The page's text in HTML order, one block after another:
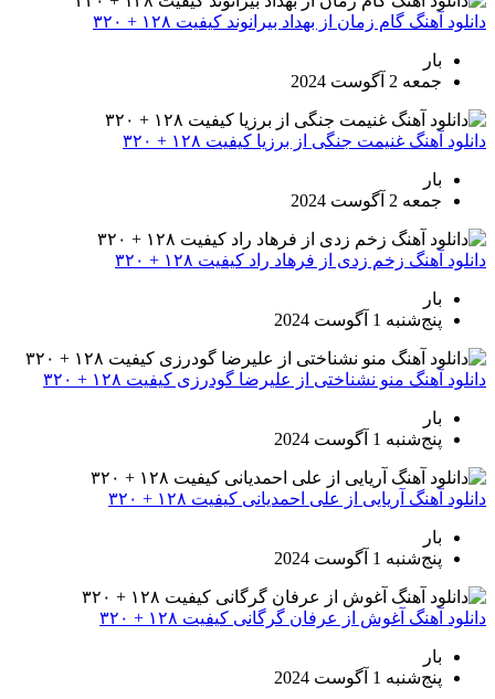
دانلود آهنگ گام زمان از بهداد بیرانوند کیفیت ۱۲۸ + ۳۲۰
بار
جمعه 2 آگوست 2024
دانلود آهنگ غنیمت جنگی از برزیا کیفیت ۱۲۸ + ۳۲۰
بار
جمعه 2 آگوست 2024
دانلود آهنگ زخم زدی از فرهاد راد کیفیت ۱۲۸ + ۳۲۰
بار
پنج‌شنبه 1 آگوست 2024
دانلود آهنگ منو نشناختی از علیرضا گودرزی کیفیت ۱۲۸ + ۳۲۰
بار
پنج‌شنبه 1 آگوست 2024
دانلود آهنگ آریایی از علی احمدیانی کیفیت ۱۲۸ + ۳۲۰
بار
پنج‌شنبه 1 آگوست 2024
دانلود آهنگ آغوش از عرفان گرگانی کیفیت ۱۲۸ + ۳۲۰
بار
پنج‌شنبه 1 آگوست 2024